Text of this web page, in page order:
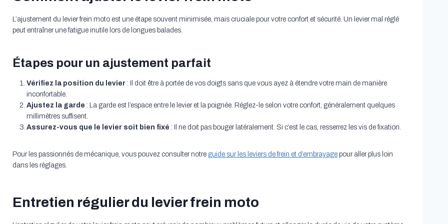
L’ajustement du levier frein moto est une étape souvent minimisée, mais cruciale pour votre confort et sécurité. Un levier mal réglé
peut entraîner une fatigue inutile lors de longues balades.
Étapes pour un ajustement parfait
Vérifiez la position du levier: Il doit être à portée de vos doigts sans que vous ayez à étendre votre main de manière
inconfortable.
Ajustez la garde : La garde est l’espace entre le levier et la poignée. Réglez-le selon votre confort, généralement quelques
millimètres suffisent.
Assurez-vous que le levier soit bien fixé : Il ne doit pas bouger latéralement. Si c’est le cas, resserrez les vis de fixation.
Pour les passionnés de mécanique, vous pouvez consulter notre guide sur les leviers de frein et d’embrayagepour aller plus loin
dans les réglages.
Entretien régulier du levier frein moto